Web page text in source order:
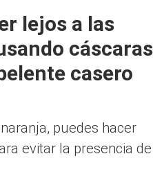
lejos a las
cáscaras
casero
puedes hacer
evitar la presencia de